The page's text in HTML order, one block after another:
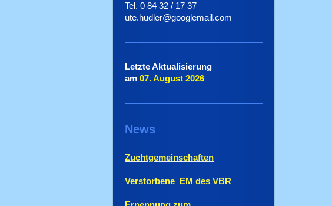
Tel. 0 84 32 / 17 37
ute.hudler@googlemail.com
Letzte Aktualisierung
am 07. August 2026
News
Zuchtgemeinschaften
Verstorbene EM des VBR